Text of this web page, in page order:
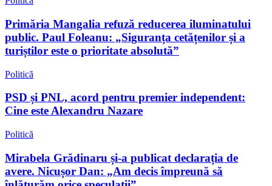
Primăria Mangalia refuză reducerea iluminatului
public. Paul Foleanu: „Siguranța cetățenilor și a
turiștilor este o prioritate absolută”
Politică
PSD și PNL, acord pentru premier independent:
Cine este Alexandru Nazare
Politică
Mirabela Grădinaru și-a publicat declarația de
avere. Nicușor Dan: „Am decis împreună să